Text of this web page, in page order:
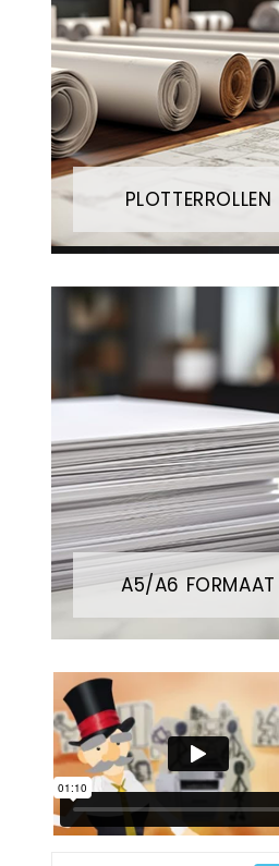
PLOTTERROLLEN
A5/A6 FORMAAT